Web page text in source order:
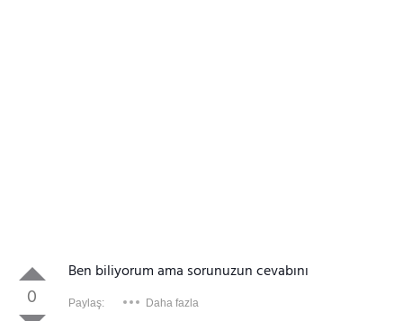
0
Ben biliyorum ama sorunuzun cevabını
Paylaş: Daha fazla